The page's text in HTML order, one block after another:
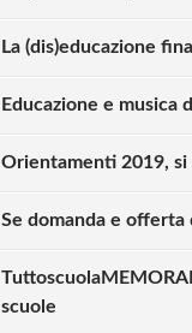
La (dis)educazione
Educazione e musica
Orientamenti 2019, si
Se domanda e
scuole